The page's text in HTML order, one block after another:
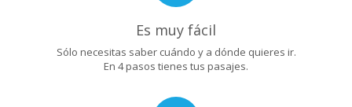
Es muy fácil
Sólo necesitas saber cuándo y a dónde quieres ir.
En 4 pasos tienes tus pasajes.